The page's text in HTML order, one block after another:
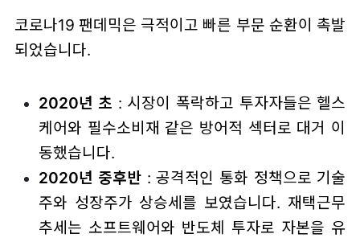
코로나19 팬데믹은 극적이고 빠른 부문 순환이 촉발
되었습니다.
2020년 초 : 시장이 폭락하고 투자자들은 헬스
케어와 필수소비재 같은 방어적 섹터로 대거 이
동했습니다.
2020년 중후반 : 공격적인 통화 정책으로 기술
주와 성장주가 상승세를 보였습니다. 재택근무
추세는 소프트웨어와 반도체 투자로 자본을 유